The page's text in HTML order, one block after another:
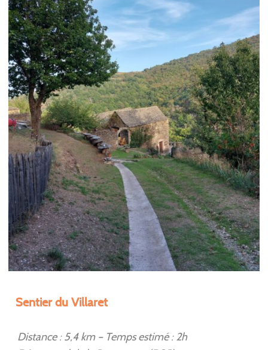
Sentier du Villaret
Distance : 5,4 km – Temps estimé : 2h